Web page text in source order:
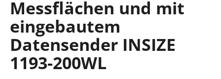
Messflächen und mit
eingebautem
Datensender INSIZE
1193-200WL
m
p
f
e
h
l
e